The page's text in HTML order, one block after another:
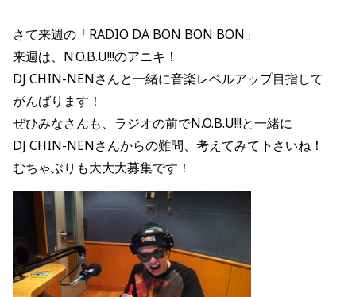
さて来週の「RADIO DA BON BON BON」
来週は、N.O.B.U!!!のアニキ！
DJ CHIN-NENさんと一緒に音楽レベルアップ目指して
がんばります！
ぜひみなさんも、ラジオの前でN.O.B.U!!!と一緒に
DJ CHIN-NENさんからの難問、考えてみて下さいね！
むちゃぶりも大大大募集です！